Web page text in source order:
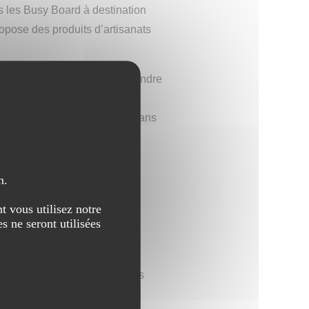
les Busy Board à destination
des produits d’artisanats
de s'amuser et d'apprendre
d’assurer la totalité du
passant par la production dans
et cela, à
donc profiter de produits
processus créatif en les
aux demandes de nos
enfant, il suffit de nous
vous utilisez notre
ne seront utilisées